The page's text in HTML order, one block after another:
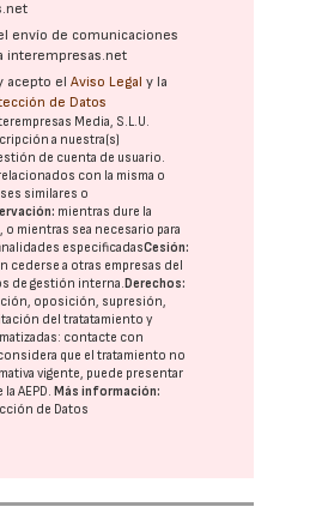
envío de comunicaciones
interempresas.net
acepto elAviso Legal y la
de Datos
Media, S.L.U.
a nuestra(s)
de cuenta de usuario.
con la misma o
similares o
mientras dure la
mientras sea necesario para
especificadasCesión:
cederse a otras empresas del
de gestión interna.Derechos:
oposición, supresión,
del tratatamiento y
contacte con
que el tratamiento no
vigente, puede presentar
laAEPD.Más información:
de Datos